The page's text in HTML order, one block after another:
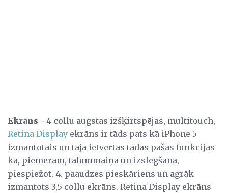
Ekrāns - 4 collu augstas izšķirtspējas, multitouch,
Retina Display ekrāns ir tāds pats kā iPhone 5
izmantotais un tajā ietvertas tādas pašas funkcijas
kā, piemēram, tālummaiņa un izslēgšana,
piespiežot. 4. paaudzes pieskāriens un agrāk
izmantots 3,5 collu ekrāns. Retina Display ekrāns